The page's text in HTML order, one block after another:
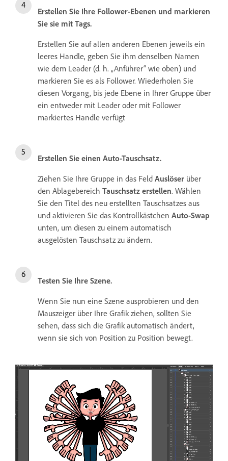
Erstellen Sie Ihre Follower-Ebenen und markieren
Sie sie mit Tags.
Erstellen Sie auf allen anderen Ebenen jeweils ein
leeres Handle, geben Sie ihm denselben Namen
wie dem Leader (d. h. „Anführer“ wie oben) und
markieren Sie es als Follower. Wiederholen Sie
diesen Vorgang, bis jede Ebene in Ihrer Gruppe über
ein entweder mit Leader oder mit Follower
markiertes Handle verfügt
Erstellen Sie einen Auto-Tauschsatz.
Ziehen Sie Ihre Gruppe in das Feld Auslöser über
den Ablagebereich Tauschsatz erstellen. Wählen
Sie den Titel des neu erstellten Tauschsatzes aus
und aktivieren Sie das Kontrollkästchen Auto-Swap
unten, um diesen zu einem automatisch
ausgelösten Tauschsatz zu ändern.
Testen Sie Ihre Szene.
Wenn Sie nun eine Szene ausprobieren und den
Mauszeiger über Ihre Grafik ziehen, sollten Sie
sehen, dass sich die Grafik automatisch ändert,
wenn sie sich von Position zu Position bewegt.